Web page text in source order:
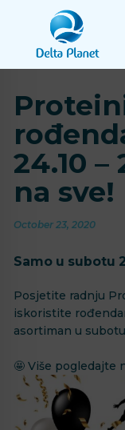
24.10 –
na sve!
October 23, 2020
Samo u subotu
Posjetite radnju
iskoristite
asortiman u
🤩 Više pogledajte